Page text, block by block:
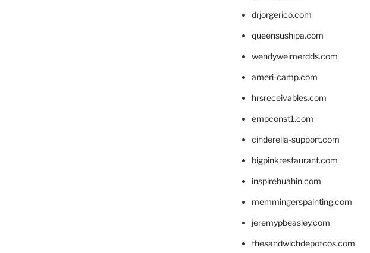
drjorgerico.com
queensushipa.com
wendyweimerdds.com
ameri-camp.com
hrsreceivables.com
empconst1.com
cinderella-support.com
bigpinkrestaurant.com
inspirehuahin.com
memmingerspainting.com
jeremypbeasley.com
thesandwichdepotcos.com